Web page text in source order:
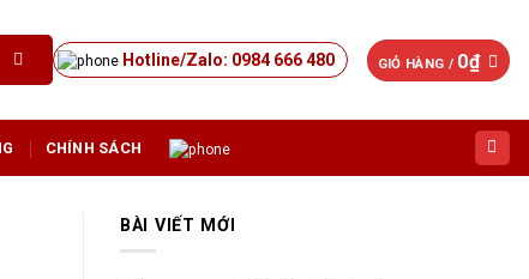
Hotline/Zalo: 0984 666 480 GIỎ HÀNG / 0₫
CHÍNH SÁCH
BÀI VIẾT MỚI